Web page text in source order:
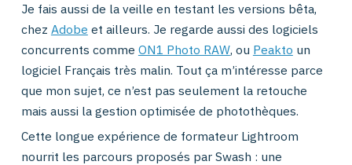
Je fais aussi de la veille en testant les versions bêta,
chez Adobe et ailleurs. Je regarde aussi des logiciels
concurrents comme ON1 Photo RAW, ou Peakto un
logiciel Français très malin. Tout ça m’intéresse parce
que mon sujet, ce n’est pas seulement la retouche
mais aussi la gestion optimisée de photothèques.
Cette longue expérience de formateur Lightroom
nourrit les parcours proposés par Swash : une